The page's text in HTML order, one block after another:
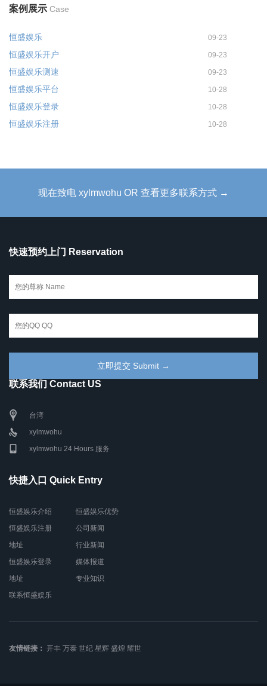
案例展示 Case
恒盛娱乐 09-23
恒盛娱乐开户 09-23
恒盛娱乐测速 09-23
恒盛娱乐平台 10-28
恒盛娱乐登录 10-28
恒盛娱乐注册 10-28
现在致电 xylmwohu OR 查看更多联系方式 →
快速预约上门 Reservation
联系我们 Contact US
台湾
xylmwohu
xylmwohu 24 Hours 服务
快捷入口 Quick Entry
恒盛娱乐介绍
恒盛娱乐注册
地址
恒盛娱乐登录
地址
联系恒盛娱乐
恒盛娱乐优势
公司新闻
行业新闻
媒体报道
专业知识
友情链接： 开丰 万泰 世纪 星辉 盛煌 耀世